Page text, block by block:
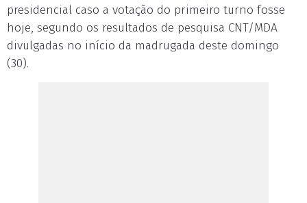
presidencial caso a votação do primeiro turno fosse
hoje, segundo os resultados de pesquisa CNT/MDA
divulgadas no início da madrugada deste domingo
(30).